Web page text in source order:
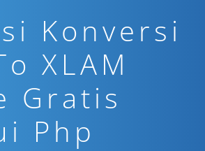
Konversi
XLAM
Gratis
Php